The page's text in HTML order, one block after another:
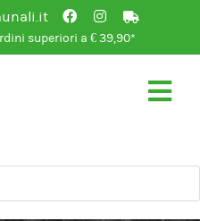
superiori a € 39,90*